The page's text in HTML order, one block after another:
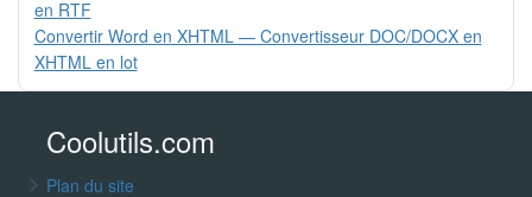
en RTF
Convertir Word en XHTML — Convertisseur DOC/DOCX en
XHTML en lot
Coolutils.com
Plan du site